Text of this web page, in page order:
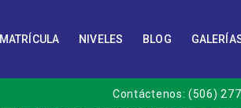
MATRÍCULA NIVELES BLOG
Contáctenos:(506)